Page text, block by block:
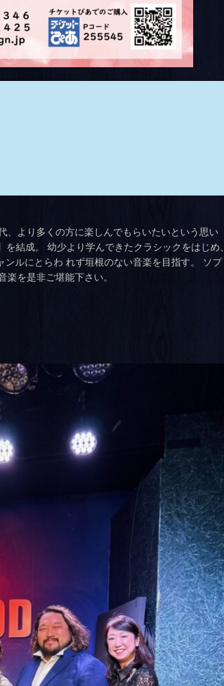
、より多くの方に楽しんでもらいたいという思い
結成。 幼少より学んできたクラシックをはじめ、
ルにとらわ れず垣根のない音楽を目指す。 ソプ
を是非ご堪能下さい。